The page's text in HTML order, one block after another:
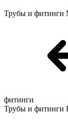
Трубы и фитинги
фитинги
Трубы и фитинги